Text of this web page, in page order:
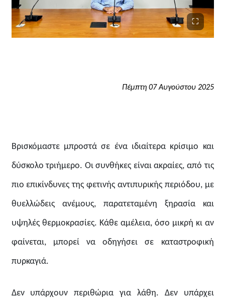
Πέμπτη 07 Αυγούστου 2025
Βρισκόμαστε μπροστά σε ένα ιδιαίτερα κρίσιμο και
δύσκολο τριήμερο. Οι συνθήκες είναι ακραίες, από τις
πιο επικίνδυνες της φετινής αντιπυρικής περιόδου, με
θυελλώδεις ανέμους, παρατεταμένη ξηρασία και
υψηλές θερμοκρασίες. Κάθε αμέλεια, όσο μικρή κι αν
φαίνεται, μπορεί να οδηγήσει σε καταστροφική
πυρκαγιά.
Δεν υπάρχουν περιθώρια για λάθη. Δεν υπάρχει